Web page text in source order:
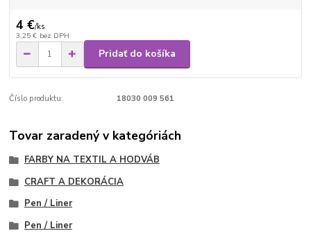
4 €/ks
3,25 € bez DPH
Pridať do košíka
Číslo produktu: 18030 009 561
Tovar zaradený v kategóriách
FARBY NA TEXTIL A HODVÁB
CRAFT A DEKORÁCIA
Pen / Liner
Pen / Liner